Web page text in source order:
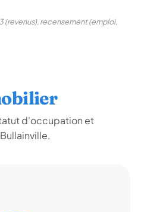
(revenus), recensement (emploi,
d'occupation et